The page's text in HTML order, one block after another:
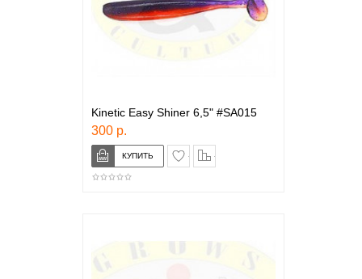
Kinetic Easy Shiner 6,5" #SA015
300 р.
в закладки